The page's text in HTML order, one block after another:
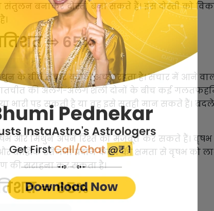
बनाकर दोस्ती बना सकते हैं। इस दोस्ती को
⇨ 65%
के बीच संचार काफी अच्छा रहता है। संचार में आने
की अलग-अलग शैली दोनों के बीच कई
भारी पड़ सकती है या वह इसे सतही मान सकते हैं।
और मिथुन अपने रिश्ते को मजबूत कर सकते हैं।
उत्तेजना प्रदान करने की क्षमता से वृषभ को
की सराहना कर सकता है।
⇨ 65%